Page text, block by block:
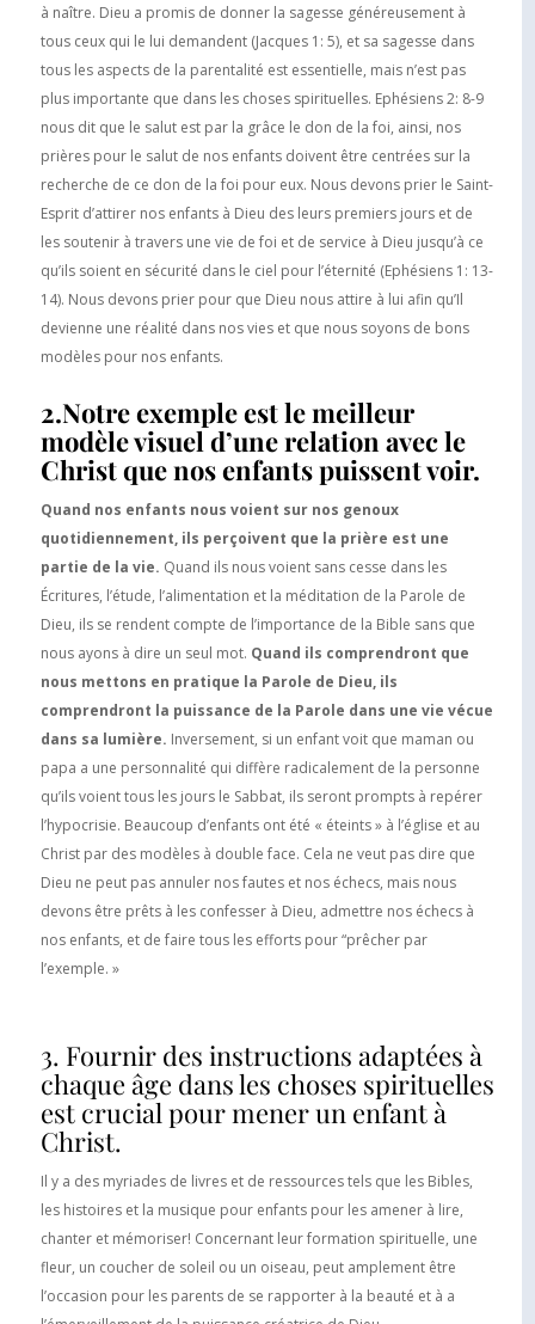
à naître. Dieu a promis de donner la sagesse généreusement à
tous ceux qui le lui demandent (Jacques 1: 5), et sa sagesse dans
tous les aspects de la parentalité est essentielle, mais n’est pas
plus importante que dans les choses spirituelles. Ephésiens 2: 8-9
nous dit que le salut est par la grâce le don de la foi, ainsi, nos
prières pour le salut de nos enfants doivent être centrées sur la
recherche de ce don de la foi pour eux. Nous devons prier le Saint-
Esprit d’attirer nos enfants à Dieu des leurs premiers jours et de
les soutenir à travers une vie de foi et de service à Dieu jusqu’à ce
qu’ils soient en sécurité dans le ciel pour l’éternité (Ephésiens 1: 13-
14). Nous devons prier pour que Dieu nous attire à lui afin qu’Il
devienne une réalité dans nos vies et que nous soyons de bons
modèles pour nos enfants.
2.Notre exemple est le meilleur
modèle visuel d’une relation avec le
Christ que nos enfants puissent voir.
Quand nos enfants nous voient sur ​​nos genoux
quotidiennement, ils perçoivent que la prière est une
partie de la vie. Quand ils nous voient sans cesse dans les
Écritures, l’étude, l’alimentation et la méditation de la Parole de
Dieu, ils se rendent compte de l’importance de la Bible sans que
nous ayons à dire un seul mot. Quand ils comprendront que
nous mettons en pratique la Parole de Dieu, ils
comprendront la puissance de la Parole dans une vie vécue
dans sa lumière. Inversement, si un enfant voit que maman ou
papa a une personnalité qui diffère radicalement de la personne
qu’ils voient tous les jours le Sabbat, ils seront prompts à repérer
l’hypocrisie. Beaucoup d’enfants ont été « éteints » à l’église et au
Christ par des modèles à double face. Cela ne veut pas dire que
Dieu ne peut pas annuler nos fautes et nos échecs, mais nous
devons être prêts à les confesser à Dieu, admettre nos échecs à
nos enfants, et de faire tous les efforts pour “prêcher par
l’exemple. »
3. Fournir des instructions adaptées à
chaque âge dans les choses spirituelles
est crucial pour mener un enfant à
Christ.
Il y a des myriades de livres et de ressources tels que les Bibles,
les histoires et la musique pour enfants pour les amener à lire,
chanter et mémoriser! Concernant leur formation spirituelle, une
fleur, un coucher de soleil ou un oiseau, peut amplement être
l’occasion pour les parents de se rapporter à la beauté et à a